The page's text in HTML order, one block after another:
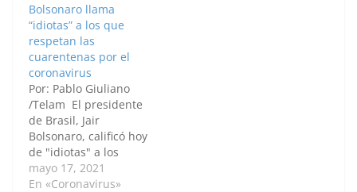
del remedio cloroquina
para que fuera usado,
sin comprobación
científica, en forma
masiva en contra de la
Covid-19,…
Bolsonaro llama
“idiotas” a los que
respetan las
cuarentenas por el
coronavirus
Por: Pablo Giuliano
/Telam El presidente
de Brasil, Jair
Bolsonaro, calificó hoy
de "idiotas" a los
ciudadanos que
respetan el
mayo 17, 2021
En «Coronavirus»